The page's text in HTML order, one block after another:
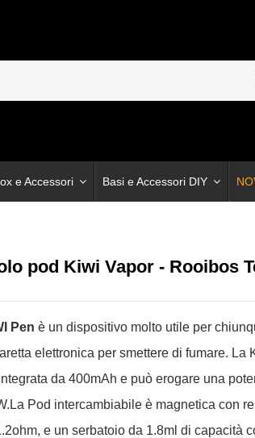
e Accessori Basi e Accessori DIY
pod Kiwi Vapor - Rooibos
Pen è un dispositivo molto utile per
elettronica per smettere di fumare. La
da 400mAh e può erogare una
Pod intercambiabile è magnetica con
e un serbatoio da 1.8ml di capacità